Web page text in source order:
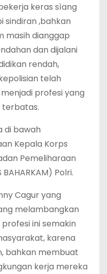
keras sìang
sindiran ,bahkan
masih dianggap
dan dijalani
rendah,
telah
profesi yang
terbatas.
di bawah
Kepala Korps
Pemeliharaan
Polri.
Cagur yang
melambangkan
ini semakin
karena
bahkan membuat
kerja mereka